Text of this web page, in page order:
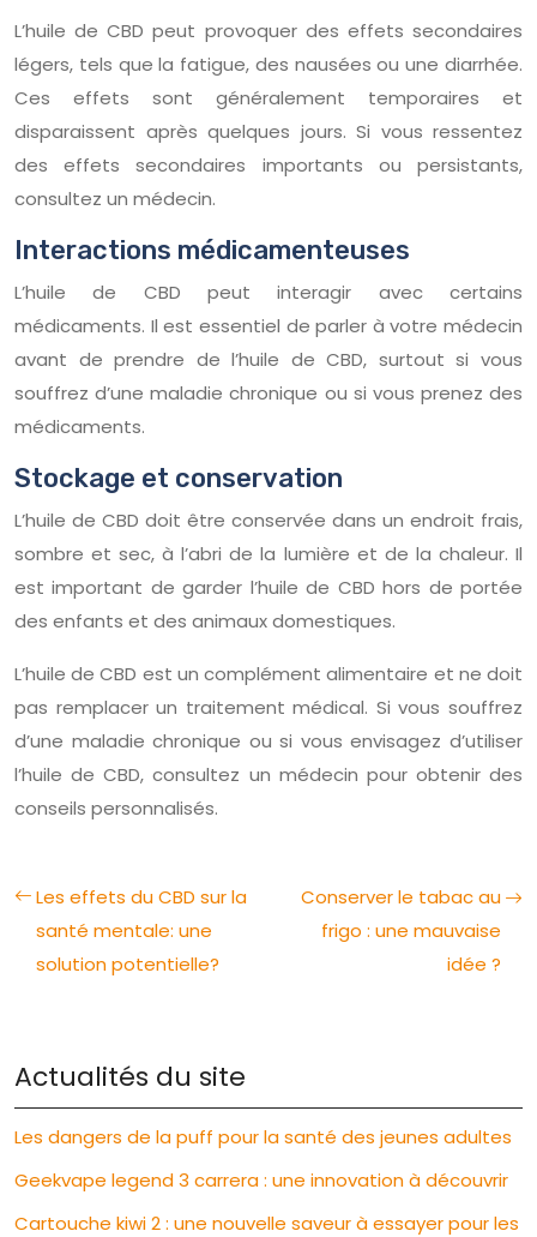
L’huile de CBD peut provoquer des effets secondaires
légers, tels que la fatigue, des nausées ou une diarrhée.
Ces effets sont généralement temporaires et
disparaissent après quelques jours. Si vous ressentez
des effets secondaires importants ou persistants,
consultez un médecin.
Interactions médicamenteuses
L’huile de CBD peut interagir avec certains
médicaments. Il est essentiel de parler à votre médecin
avant de prendre de l’huile de CBD, surtout si vous
souffrez d’une maladie chronique ou si vous prenez des
médicaments.
Stockage et conservation
L’huile de CBD doit être conservée dans un endroit frais,
sombre et sec, à l’abri de la lumière et de la chaleur. Il
est important de garder l’huile de CBD hors de portée
des enfants et des animaux domestiques.
L’huile de CBD est un complément alimentaire et ne doit
pas remplacer un traitement médical. Si vous souffrez
d’une maladie chronique ou si vous envisagez d’utiliser
l’huile de CBD, consultez un médecin pour obtenir des
conseils personnalisés.
Les effets du CBD sur la
santé mentale: une
solution potentielle?
Conserver le tabac au
frigo : une mauvaise
idée ?
Actualités du site
Les dangers de la puff pour la santé des jeunes adultes
Geekvape legend 3 carrera : une innovation à découvrir
Cartouche kiwi 2 : une nouvelle saveur à essayer pour les